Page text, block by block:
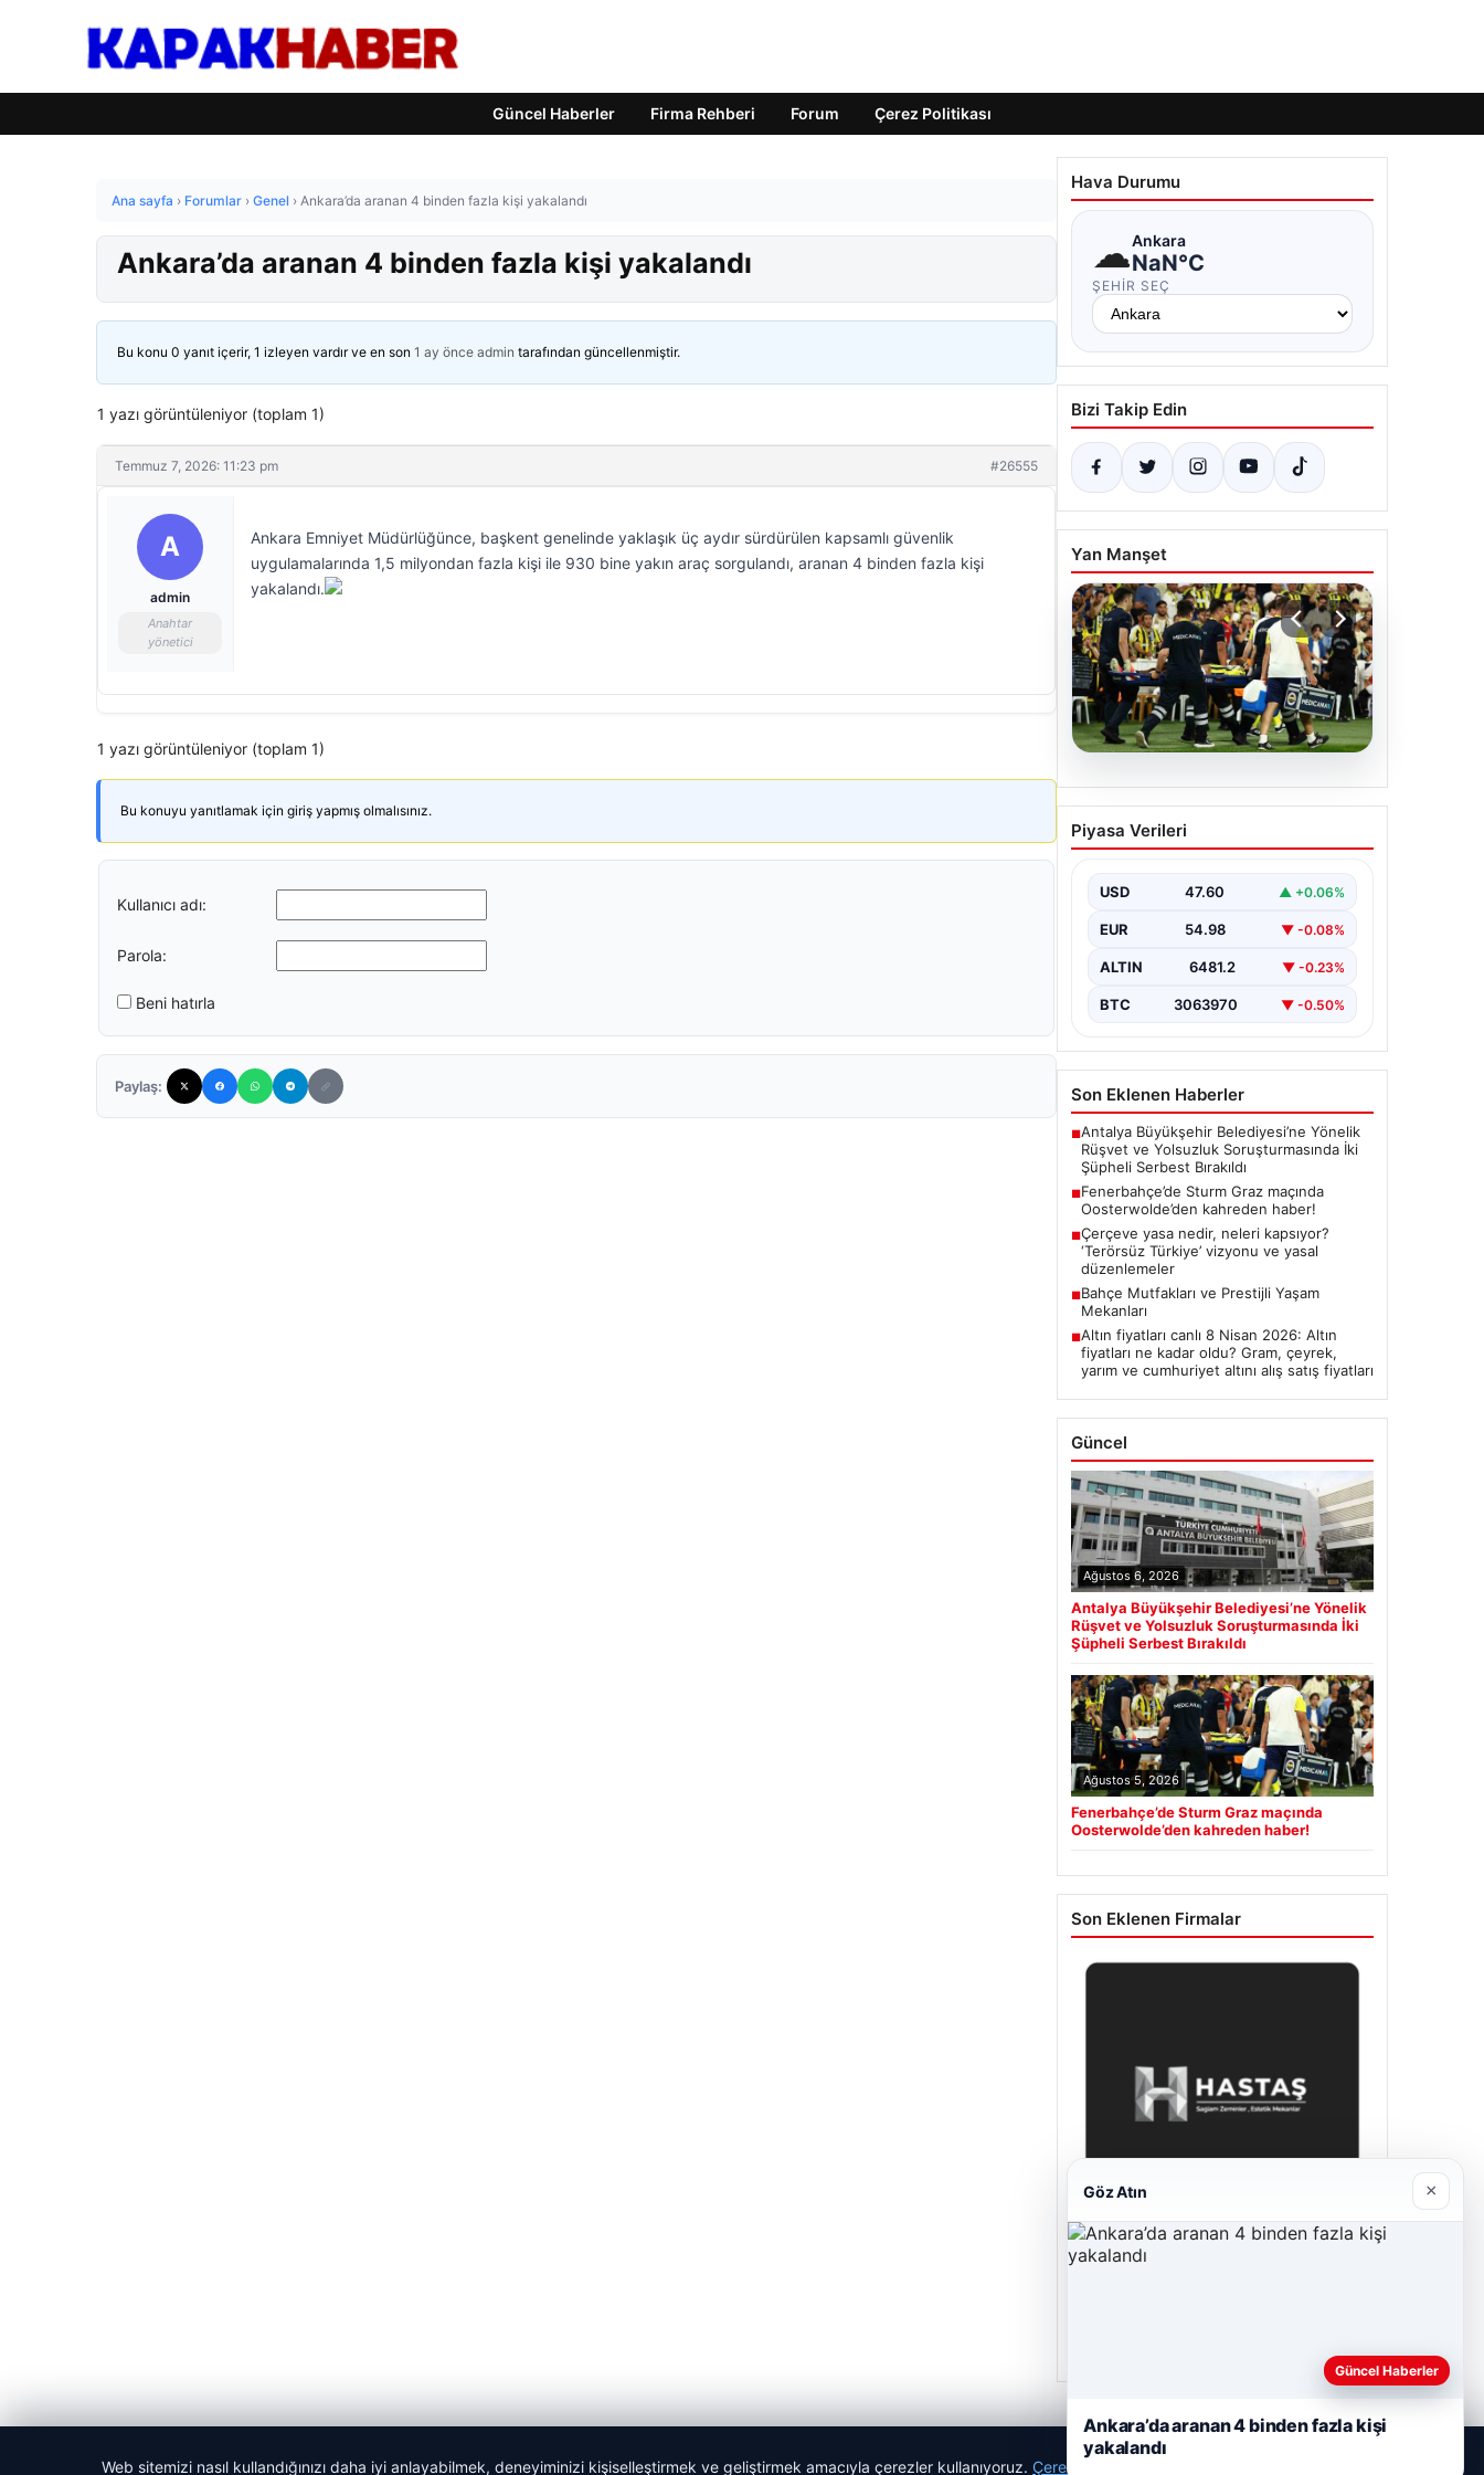
Güncel Haberler Firma Rehberi Forum Çerez Politikası
Ana sayfa › Forumlar › Genel › Ankara’da aranan 4 binden fazla kişi yakalandı
Ankara’da aranan 4 binden fazla kişi yakalandı
Bu konu 0 yanıt içerir, 1 izleyen vardır ve en son 1 ay önce admin tarafından güncellenmiştir.
1 yazı görüntüleniyor (toplam 1)
Temmuz 7, 2026: 11:23 pm #26555
A
admin
Anahtar
yönetici
Ankara Emniyet Müdürlüğünce, başkent genelinde yaklaşık üç aydır sürdürülen kapsamlı güvenlik
uygulamalarında 1,5 milyondan fazla kişi ile 930 bine yakın araç sorgulandı, aranan 4 binden fazla kişi
yakalandı.
1 yazı görüntüleniyor (toplam 1)
Bu konuyu yanıtlamak için giriş yapmış olmalısınız.
Kullanıcı adı:
Parola:
Beni hatırla
Paylaş:
Hava Durumu
☁Ankara
NaN°C
ŞEHIR SEÇ
Bizi Takip Edin
Yan Manşet
05.08.2026
Fenerbahçe’de Sturm
Graz maçında
kahreden haber!
Piyasa Verileri
USD 47.60 ▲ +0.06%
EUR 54.98 ▼ -0.08%
ALTIN 6481.2 ▼ -0.23%
BTC 3063970 ▼ -0.50%
Son Eklenen Haberler
■Antalya Büyükşehir Belediyesi’ne Yönelik
Rüşvet ve Yolsuzluk Soruşturmasında İki
Şüpheli Serbest Bırakıldı
■Fenerbahçe’de Sturm Graz maçında
Oosterwolde’den kahreden haber!
■Çerçeve yasa nedir, neleri kapsıyor?
‘Terörsüz Türkiye’ vizyonu ve yasal
düzenlemeler
■Bahçe Mutfakları ve Prestijli Yaşam
Mekanları
■Altın fiyatları canlı 8 Nisan 2026: Altın
fiyatları ne kadar oldu? Gram, çeyrek,
yarım ve cumhuriyet altını alış satış fiyatları
Güncel
Ağustos 6, 2026
Antalya Büyükşehir Belediyesi’ne Yönelik
Rüşvet ve Yolsuzluk Soruşturmasında İki
Şüpheli Serbest Bırakıldı
Ağustos 5, 2026
Fenerbahçe’de Sturm Graz maçında
Oosterwolde’den kahreden haber!
Son Eklenen Firmalar
Web sitemizi nasıl kullandığınızı daha iyi anlayabilmek, deneyiminizi kişiselleştirmek ve geliştirmek amacıyla çerezler kullanıyoruz. Çerez Politikamız
Göz Atın ×
Güncel Haberler
Ankara’da aranan 4 binden fazla kişi
yakalandı